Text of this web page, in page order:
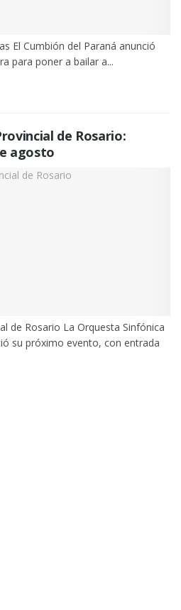
El Cumbión del Paraná anunció
para poner a bailar a...
de Rosario:
agosto
de Rosario La Orquesta Sinfónica
su próximo evento, con entrada